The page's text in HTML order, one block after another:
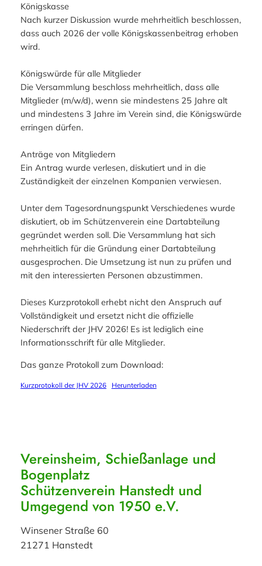
Königskasse
Nach kurzer Diskussion wurde mehrheitlich beschlossen,
dass auch 2026 der volle Königskassenbeitrag erhoben
wird.
Königswürde für alle Mitglieder
Die Versammlung beschloss mehrheitlich, dass alle
Mitglieder (m/w/d), wenn sie mindestens 25 Jahre alt
und mindestens 3 Jahre im Verein sind, die Königswürde
erringen dürfen.
Anträge von Mitgliedern
Ein Antrag wurde verlesen, diskutiert und in die
Zuständigkeit der einzelnen Kompanien verwiesen.
Unter dem Tagesordnungspunkt Verschiedenes wurde
diskutiert, ob im Schützenverein eine Dartabteilung
gegründet werden soll. Die Versammlung hat sich
mehrheitlich für die Gründung einer Dartabteilung
ausgesprochen. Die Umsetzung ist nun zu prüfen und
mit den interessierten Personen abzustimmen.
Dieses Kurzprotokoll erhebt nicht den Anspruch auf
Vollständigkeit und ersetzt nicht die offizielle
Niederschrift der JHV 2026! Es ist lediglich eine
Informationsschrift für alle Mitglieder.
Das ganze Protokoll zum Download:
Kurzprotokoll der JHV 2026 Herunterladen
Vereinsheim, Schießanlage und
Bogenplatz
Schützenverein Hanstedt und
Umgegend von 1950 e.V.
Winsener Straße 60
21271 Hanstedt